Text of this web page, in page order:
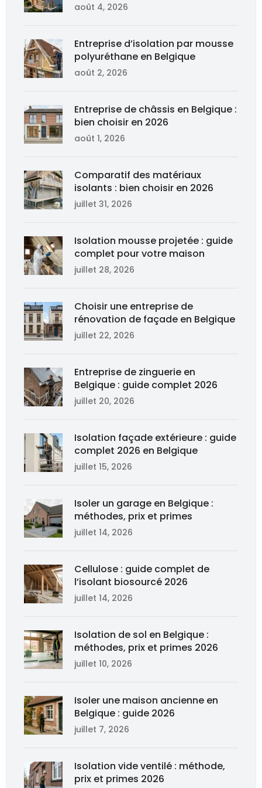
août 4, 2026
Entreprise d’isolation par mousse
polyuréthane en Belgique
août 2, 2026
Entreprise de châssis en Belgique :
bien choisir en 2026
août 1, 2026
Comparatif des matériaux
isolants : bien choisir en 2026
juillet 31, 2026
Isolation mousse projetée : guide
complet pour votre maison
juillet 28, 2026
Choisir une entreprise de
rénovation de façade en Belgique
juillet 22, 2026
Entreprise de zinguerie en
Belgique : guide complet 2026
juillet 20, 2026
Isolation façade extérieure : guide
complet 2026 en Belgique
juillet 15, 2026
Isoler un garage en Belgique :
méthodes, prix et primes
juillet 14, 2026
Cellulose : guide complet de
l’isolant biosourcé 2026
juillet 14, 2026
Isolation de sol en Belgique :
méthodes, prix et primes 2026
juillet 10, 2026
Isoler une maison ancienne en
Belgique : guide 2026
juillet 7, 2026
Isolation vide ventilé : méthode,
prix et primes 2026